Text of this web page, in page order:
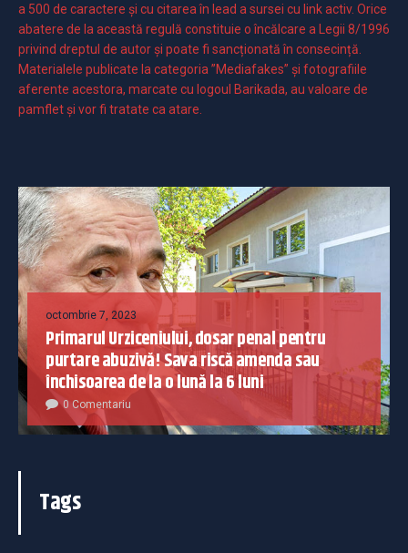
a 500 de caractere şi cu citarea în lead a sursei cu link activ. Orice
abatere de la această regulă constituie o încălcare a Legii 8/1996
privind dreptul de autor și poate fi sancționată în consecință.
Materialele publicate la categoria ”Mediafakes” și fotografiile
aferente acestora, marcate cu logoul Barikada, au valoare de
pamflet și vor fi tratate ca atare.
octombrie 7, 2023
Primarul Urziceniului, dosar penal pentru
purtare abuzivă! Sava riscă amenda sau
închisoarea de la o lună la 6 luni
0 Comentariu
Tags